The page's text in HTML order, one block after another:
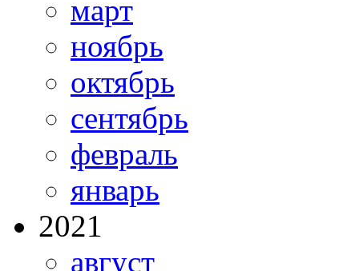
март
ноябрь
октябрь
сентябрь
февраль
январь
2021
август